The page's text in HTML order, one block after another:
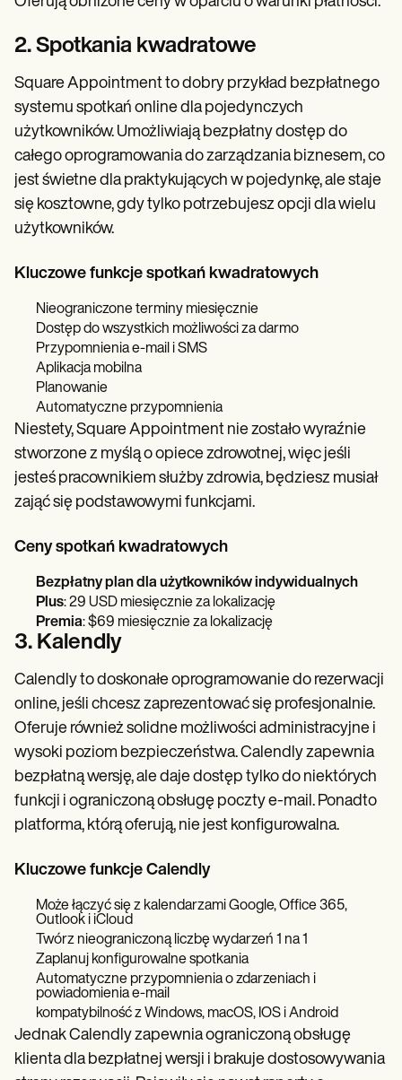
2. Spotkania kwadratowe
Square Appointment to dobry przykład bezpłatnego
systemu spotkań online dla pojedynczych
użytkowników. Umożliwiają bezpłatny dostęp do
całego oprogramowania do zarządzania biznesem, co
jest świetne dla praktykujących w pojedynkę, ale staje
się kosztowne, gdy tylko potrzebujesz opcji dla wielu
użytkowników.
Kluczowe funkcje spotkań kwadratowych
Nieograniczone terminy miesięcznie
Dostęp do wszystkich możliwości za darmo
Przypomnienia e-mail i SMS
Aplikacja mobilna
Planowanie
Automatyczne przypomnienia
Niestety, Square Appointment nie zostało wyraźnie
stworzone z myślą o opiece zdrowotnej, więc jeśli
jesteś pracownikiem służby zdrowia, będziesz musiał
zająć się podstawowymi funkcjami.
Ceny spotkań kwadratowych
Bezpłatny plan dla użytkowników indywidualnych
Plus: 29 USD miesięcznie za lokalizację
Premia: $69 miesięcznie za lokalizację
3. Kalendly
Calendly to doskonałe oprogramowanie do rezerwacji
online, jeśli chcesz zaprezentować się profesjonalnie.
Oferuje również solidne możliwości administracyjne i
wysoki poziom bezpieczeństwa. Calendly zapewnia
bezpłatną wersję, ale daje dostęp tylko do niektórych
funkcji i ograniczoną obsługę poczty e-mail. Ponadto
platforma, którą oferują, nie jest konfigurowalna.
Kluczowe funkcje Calendly
Może łączyć się z kalendarzami Google, Office 365,
Outlook i iCloud
Twórz nieograniczoną liczbę wydarzeń 1 na 1
Zaplanuj konfigurowalne spotkania
Automatyczne przypomnienia o zdarzeniach i
powiadomienia e-mail
kompatybilność z Windows, macOS, IOS i Android
Jednak Calendly zapewnia ograniczoną obsługę
klienta dla bezpłatnej wersji i brakuje dostosowywania